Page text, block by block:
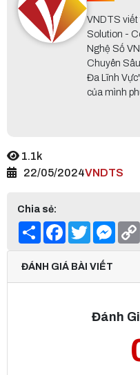
VNDTS viết
Solution -
Nghệ Số
Chuyên
Đa Lĩnh
của mình
1.1k
22/05/2024VNDTS
Chia sẻ:
Share Facebook
Twitter
ĐÁNH GIÁ BÀI VIẾT
Đánh